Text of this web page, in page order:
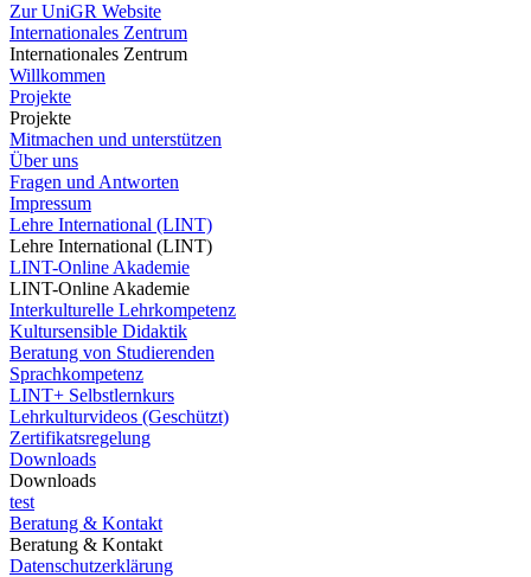
Zur UniGR Website
Internationales Zentrum
Internationales Zentrum
Willkommen
Projekte
Projekte
Mitmachen und unterstützen
Über uns
Fragen und Antworten
Impressum
Lehre International (LINT)
Lehre International (LINT)
LINT-Online Akademie
LINT-Online Akademie
Interkulturelle Lehrkompetenz
Kultursensible Didaktik
Beratung von Studierenden
Sprachkompetenz
LINT+ Selbstlernkurs
Lehrkulturvideos (Geschützt)
Zertifikatsregelung
Downloads
Downloads
test
Beratung & Kontakt
Beratung & Kontakt
Datenschutzerklärung